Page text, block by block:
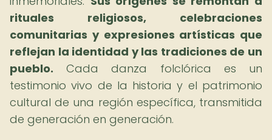
rituales religiosos, celebraciones
comunitarias y expresiones artísticas que
reflejan la identidad y las tradiciones de un
pueblo. Cada danza folclórica es un
testimonio vivo de la historia y el patrimonio
cultural de una región específica, transmitida
de generación en generación.